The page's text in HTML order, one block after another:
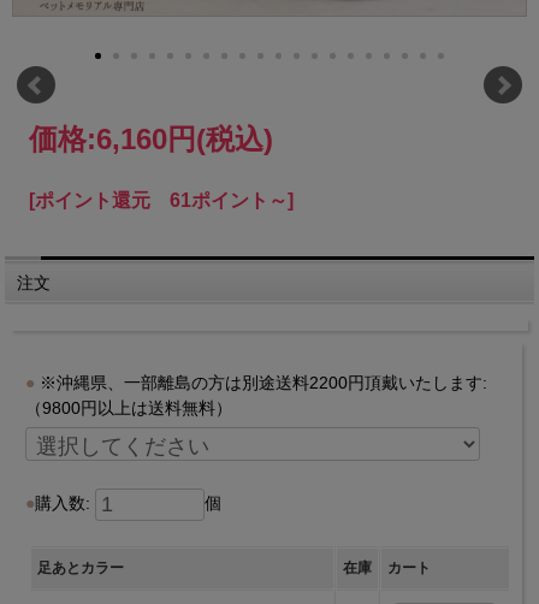
価格:6,160円(税込)
[ポイント還元 61ポイント～]
注文
※沖縄県、一部離島の方は別途送料2200円頂戴いたします:
（9800円以上は送料無料）
購入数: 個
足あとカラー 在庫 カート